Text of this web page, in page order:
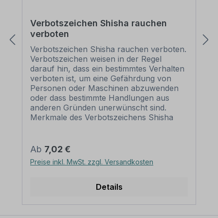
Verbotszeichen Shisha rauchen
verboten
Verbotszeichen Shisha rauchen verboten.
Verbotszeichen weisen in der Regel
darauf hin, dass ein bestimmtes Verhalten
verboten ist, um eine Gefährdung von
Personen oder Maschinen abzuwenden
oder dass bestimmte Handlungen aus
anderen Gründen unerwünscht sind.
Merkmale des Verbotszeichens Shisha
Querbalken rot, Symbol schwarz
Norm: praxisbewährt Material:
Selbstklebende Folie Aluminium 2 mm
verfügbar) Ø 100 mm – Erkennungsweite
8 m Ø 300 mm – Erkennungsweite bis 12
m Ø 400 mm – Erkennungsweite bis 16
Regulärer Preis:
Ab 7,02 €
Preise inkl. MwSt. zzgl. Versandkosten
Details